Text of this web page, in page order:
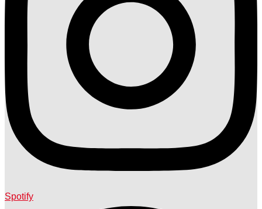
Spotify